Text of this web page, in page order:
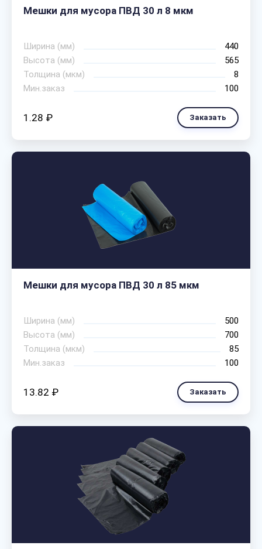
Мешки для мусора ПВД 30 л 8 мкм
Ширина (мм)
440
Высота (мм)
565
Толщина (мкм)
8
Мин.заказ
100
1.28 ₽ Заказать
Мешки для мусора ПВД 30 л 85 мкм
Ширина (мм)
500
Высота (мм)
700
Толщина (мкм)
85
Мин.заказ
100
13.82 ₽ Заказать